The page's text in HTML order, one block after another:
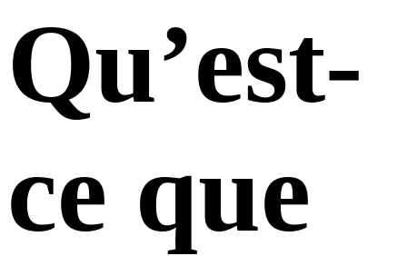
Qu’est-
ce que